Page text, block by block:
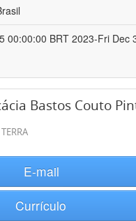
00:00:00 BRT 2023-Fri Dec
Bastos Couto
E-mail
Currículo